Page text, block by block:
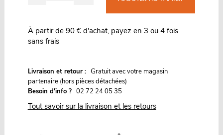
À partir de 90 € d'achat, payez en 3 ou 4 fois
sans frais
Livraison et retour : Gratuit avec votre magasin
partenaire (hors pièces détachées)
Besoin d'info ? 02 72 24 05 35
Tout savoir sur la livraison et les retours